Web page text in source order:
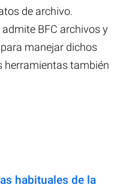
de archivo.
BFC archivos y
manejar dichos
herramientas también
habituales de la